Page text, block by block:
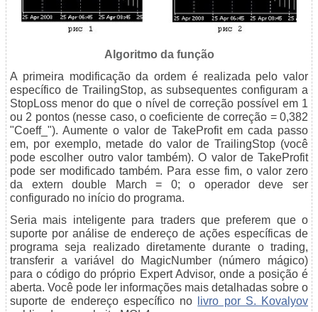
Algoritmo da função
A primeira modificação da ordem é realizada pelo valor
específico de TrailingStop, as subsequentes configuram a
StopLoss menor do que o nível de correção possível em 1
ou 2 pontos (nesse caso, o coeficiente de correção = 0,382
"Coeff_"). Aumente o valor de TakeProfit em cada passo
em, por exemplo, metade do valor de TrailingStop (você
pode escolher outro valor também). O valor de TakeProfit
pode ser modificado também. Para esse fim, o valor zero
da extern double March = 0; o operador deve ser
configurado no início do programa.
Seria mais inteligente para traders que preferem que o
suporte por análise de endereço de ações específicas de
programa seja realizado diretamente durante o trading,
transferir a variável do MagicNumber (número mágico)
para o código do próprio Expert Advisor, onde a posição é
aberta. Você pode ler informações mais detalhadas sobre o
suporte de endereço específico no
livro por S. Kovalyov